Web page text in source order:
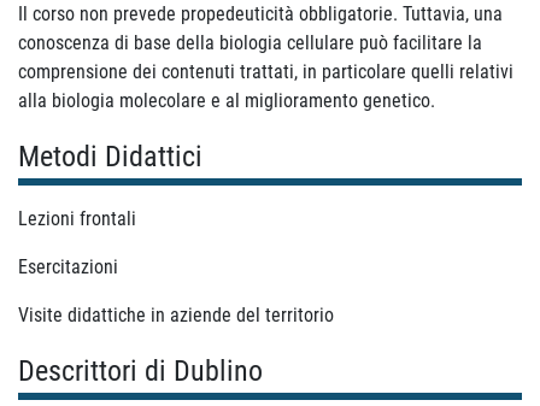
Il corso non prevede propedeuticità obbligatorie. Tuttavia, una
conoscenza di base della biologia cellulare può facilitare la
comprensione dei contenuti trattati, in particolare quelli relativi
alla biologia molecolare e al miglioramento genetico.
Metodi Didattici
Lezioni frontali
Esercitazioni
Visite didattiche in aziende del territorio
Descrittori di Dublino